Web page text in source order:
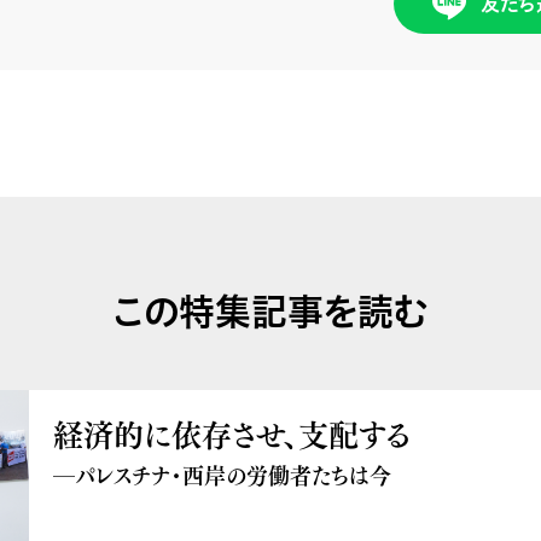
この特集記事を読む
経済的に依存させ、支配する
―パレスチナ・西岸の労働者たちは今